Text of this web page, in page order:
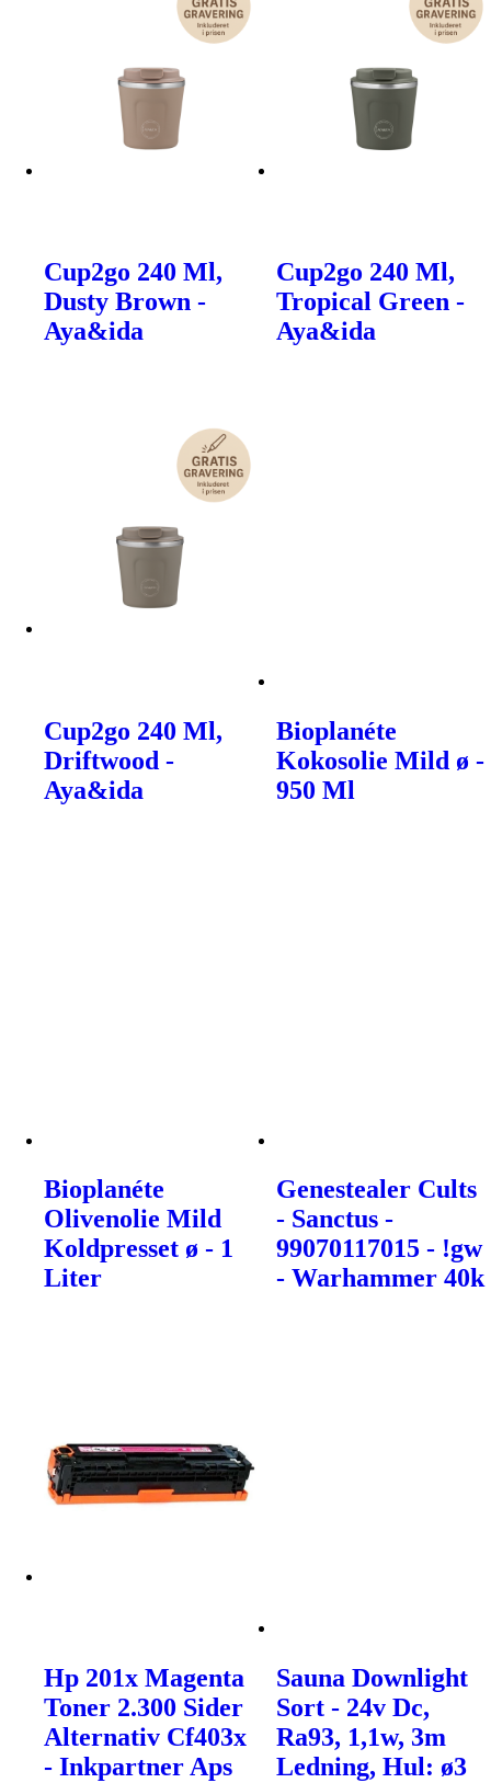
Cup2go 240 Ml,
Dusty Brown -
Aya&ida
Cup2go 240 Ml,
Tropical Green -
Aya&ida
Cup2go 240 Ml,
Driftwood -
Aya&ida
Bioplanéte
Kokosolie Mild ø -
950 Ml
Bioplanéte
Olivenolie Mild
Koldpresset ø - 1
Liter
Genestealer Cults
- Sanctus -
99070117015 - !gw
- Warhammer 40k
Hp 201x Magenta
Toner 2.300 Sider
Alternativ Cf403x
- Inkpartner Aps
Sauna Downlight
Sort - 24v Dc,
Ra93, 1,1w, 3m
Ledning, Hul: ø3